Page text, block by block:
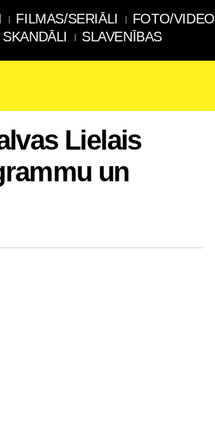
FILMAS/SERIĀLI FOTO/VIDEO
SKANDĀLI SLAVENĪBAS
Lielais
un